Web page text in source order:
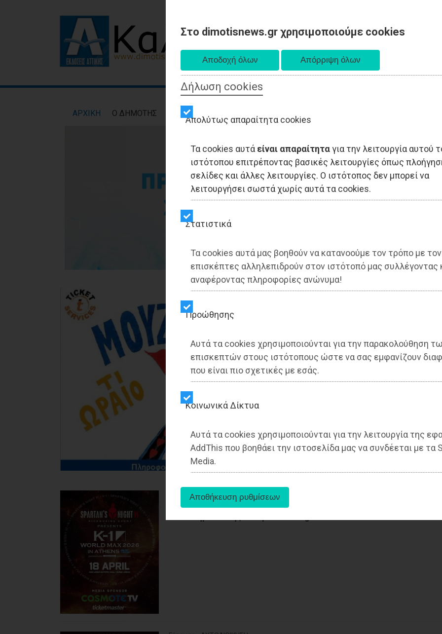
Στο dimotisnews.gr χρησιμοποιούμε cookies
Δήλωση cookies
Απολύτως απαραίτητα cookies
Τα cookies αυτά είναι απαραίτηταγια την λειτουργία αυτού
ιστότοπου επιτρέποντας βασικές λειτουργίες όπως
σελίδες και άλλες λειτουργίες. Ο ιστότοπος δεν μπορεί να
λειτουργήσει σωστά χωρίς αυτά τα cookies.
Στατιστικά
Τα cookies αυτά μας βοηθούν να κατανοούμε τον τρόπο με τον
επισκέπτες αλληλεπιδρούν στον ιστότοπό μας συλλέγοντας
αναφέροντας πληροφορίες ανώνυμα!
Προώθησης
Αυτά τα cookies χρησιμοποιούνται για την παρακολούθηση
επισκεπτών στους ιστότοπους ώστε να σας εμφανίζουν
που είναι πιο σχετικές με εσάς.
Kοινωνικά Δίκτυα
Αυτά τα cookies χρησιμοποιούνται για την λειτουργία της
AddThis που βοηθάει την ιστοσελίδα μας να συνδέεται με τα
Media.
AΡXIKH Ο ΔΗΜΟΤΗΣ ΕΙΔΗΣΕΙΣ
Δυτική Αττική - ΑΘΛΗΤΙΣΜΟΣ
Dimotisnews - 15/04/2026
10:33